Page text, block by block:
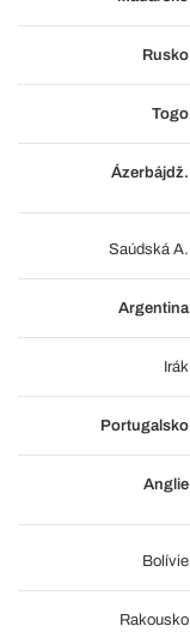
Rusko
Togo
Ázerbájdž.
Saúdská A.
Argentina
Irák
Portugalsko
Anglie
Bolívie
Rakousko